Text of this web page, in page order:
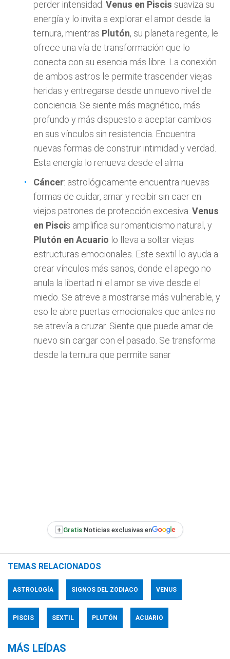
perder intensidad. Venus en Piscis suaviza su
energía y lo invita a explorar el amor desde la
ternura, mientras Plutón, su planeta regente, le
ofrece una vía de transformación que lo
conecta con su esencia más libre. La conexión
de ambos astros le permite trascender viejas
heridas y entregarse desde un nuevo nivel de
conciencia. Se siente más magnético, más
profundo y más dispuesto a aceptar cambios
en sus vínculos sin resistencia. Encuentra
nuevas formas de construir intimidad y verdad.
Esta energía lo renueva desde el alma
Cáncer: astrológicamente encuentra nuevas
formas de cuidar, amar y recibir sin caer en
viejos patrones de protección excesiva. Venus
en Piscis amplifica su romanticismo natural, y
Plutón en Acuario lo lleva a soltar viejas
estructuras emocionales. Este sextil lo ayuda a
crear vínculos más sanos, donde el apego no
anula la libertad ni el amor se vive desde el
miedo. Se atreve a mostrarse más vulnerable, y
eso le abre puertas emocionales que antes no
se atrevía a cruzar. Siente que puede amar de
nuevo sin cargar con el pasado. Se transforma
desde la ternura que permite sanar
+ Gratis:Noticias exclusivas en
TEMAS RELACIONADOS
ASTROLOGÍA SIGNOS DEL ZODIACO VENUS
PISCIS SEXTIL PLUTÓN ACUARIO
MÁS LEÍDAS